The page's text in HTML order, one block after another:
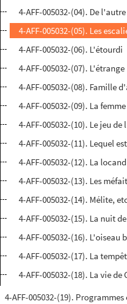
4-AFF-005032-(04). De
4-AFF-005032-(05). Les
4-AFF-005032-(06). L'étourdi
4-AFF-005032-(07).
4-AFF-005032-(08). Famille
4-AFF-005032-(09). La
4-AFF-005032-(10). Le jeu
4-AFF-005032-(11). Lequel
4-AFF-005032-(12). La
4-AFF-005032-(13). Les
4-AFF-005032-(14). Mélite,
4-AFF-005032-(15). La nuit
4-AFF-005032-(16). L'oiseau
4-AFF-005032-(17). La
4-AFF-005032-(18). La vie de
4-AFF-005032-(19).